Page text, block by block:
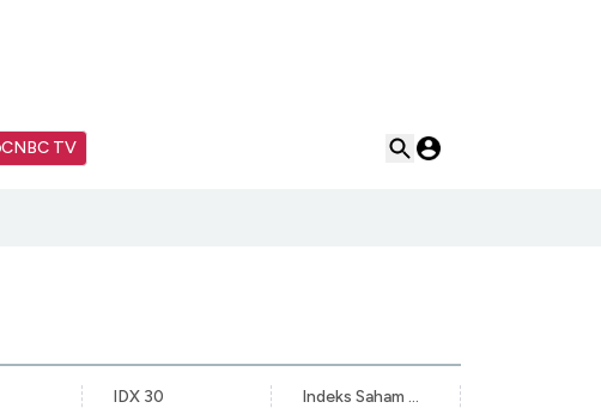
CNBC TV
IDX 30
Indeks Saham Syariah Indonesia